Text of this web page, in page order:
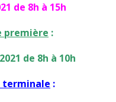
de 8h à 15h
première :
de 8h à 10h
terminale :